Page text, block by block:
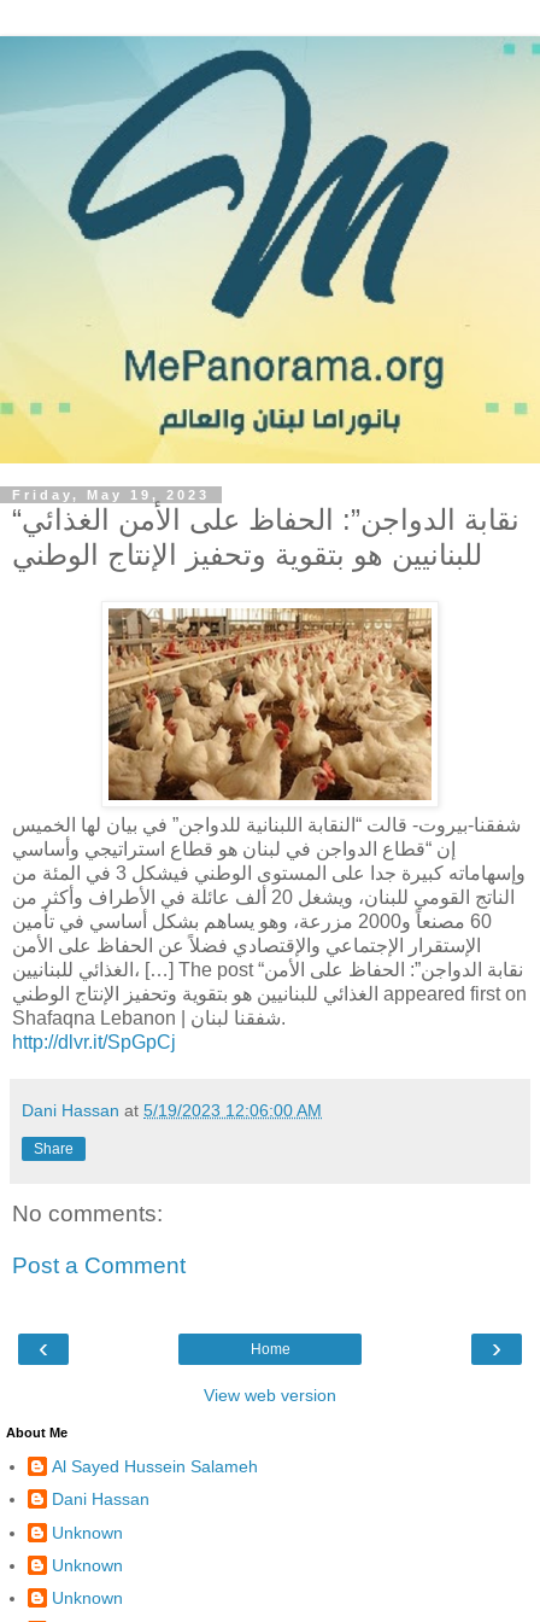
Friday, May 19, 2023
“نقابة الدواجن”: الحفاظ على الأمن الغذائي
للبنانيين هو بتقوية وتحفيز الإنتاج الوطني
شفقنا-بيروت- قالت “النقابة اللبنانية للدواجن” في بيان لها الخميس
إن “قطاع الدواجن في لبنان هو قطاع استراتيجي وأساسي
وإسهاماته كبيرة جدا على المستوى الوطني فيشكل 3 في المئة من
الناتج القومي للبنان، ويشغل 20 ألف عائلة في الأطراف وأكثر من
60 مصنعاً و2000 مزرعة، وهو يساهم بشكل أساسي في تأمين
الإستقرار الإجتماعي والإقتصادي فضلاً عن الحفاظ على الأمن
الغذائي للبنانيين، […] The post “نقابة الدواجن”: الحفاظ على الأمن
الغذائي للبنانيين هو بتقوية وتحفيز الإنتاج الوطني appeared first on
Shafaqna Lebanon | شفقنا لبنان.
http://dlvr.it/SpGpCj
Dani Hassan at 5/19/2023 12:06:00 AM
Share
No comments:
Post a Comment
‹ ›
Home
View web version
About Me
Al Sayed Hussein Salameh
Dani Hassan
Unknown
Unknown
Unknown